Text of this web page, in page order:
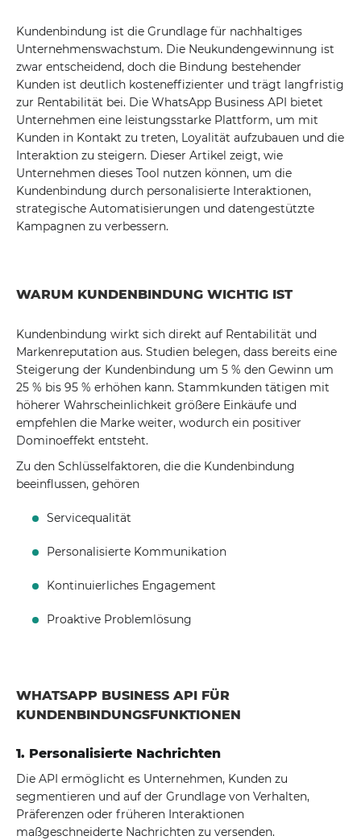
Kundenbindung ist die Grundlage für nachhaltiges
Unternehmenswachstum. Die Neukundengewinnung ist
zwar entscheidend, doch die Bindung bestehender
Kunden ist deutlich kosteneffizienter und trägt langfristig
zur Rentabilität bei. Die WhatsApp Business API bietet
Unternehmen eine leistungsstarke Plattform, um mit
Kunden in Kontakt zu treten, Loyalität aufzubauen und die
Interaktion zu steigern. Dieser Artikel zeigt, wie
Unternehmen dieses Tool nutzen können, um die
Kundenbindung durch personalisierte Interaktionen,
strategische Automatisierungen und datengestützte
Kampagnen zu verbessern.
WARUM KUNDENBINDUNG WICHTIG IST
Kundenbindung wirkt sich direkt auf Rentabilität und
Markenreputation aus. Studien belegen, dass bereits eine
Steigerung der Kundenbindung um 5 % den Gewinn um
25 % bis 95 % erhöhen kann. Stammkunden tätigen mit
höherer Wahrscheinlichkeit größere Einkäufe und
empfehlen die Marke weiter, wodurch ein positiver
Dominoeffekt entsteht.
Zu den Schlüsselfaktoren, die die Kundenbindung
beeinflussen, gehören
Servicequalität
Personalisierte Kommunikation
Kontinuierliches Engagement
Proaktive Problemlösung
WHATSAPP BUSINESS API FÜR
KUNDENBINDUNGSFUNKTIONEN
1. Personalisierte Nachrichten
Die API ermöglicht es Unternehmen, Kunden zu
segmentieren und auf der Grundlage von Verhalten,
Präferenzen oder früheren Interaktionen
maßgeschneiderte Nachrichten zu versenden.